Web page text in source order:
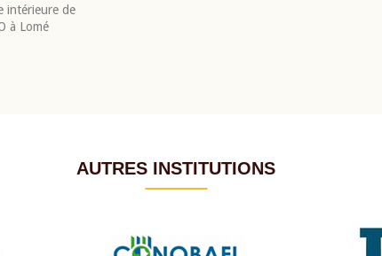
intérieure de
à Lomé
AUTRES INSTITUTIONS